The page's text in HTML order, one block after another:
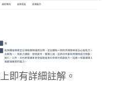
即有詳細註解。